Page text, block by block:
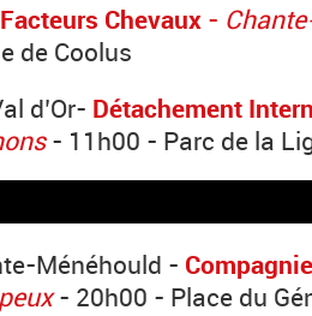
Facteurs Chevaux -
de Coolus
d’Or- Détachement
- 11h00 - Parc de la
Ménéhould -
- 20h00 - Place du